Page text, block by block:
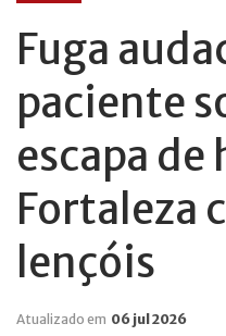
Fuga
paciente
escapa
Fortaleza
lençóis
Atualizado em 06 jul 2026